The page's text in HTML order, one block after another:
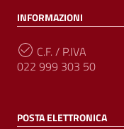
INFORMAZIONI
C.F. / P.IVA
022 999 303 50
POSTA ELETTRONICA